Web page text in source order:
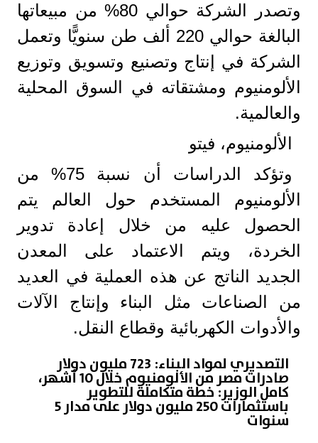
وتصدر الشركة حوالي 80% من مبيعاتها
البالغة حوالي 220 ألف طن سنويًّا وتعمل
الشركة في إنتاج وتصنيع وتسويق وتوزيع
الألومنيوم ومشتقاته في السوق المحلية
والعالمية.
الألومنيوم، فيتو
وتؤكد الدراسات أن نسبة 75% من
الألومنيوم المستخدم حول العالم يتم
الحصول عليه من خلال إعادة تدوير
الخردة، ويتم الاعتماد على المعدن
الجديد الناتج عن هذه العملية في العديد
من الصناعات مثل البناء وإنتاج الآلات
والأدوات الكهربائية وقطاع النقل.
التصديري لمواد البناء: 723 مليون دولار
صادرات مصر من الألومنيوم خلال 10 أشهر،
كامل الوزير: خطة متكاملة للتطوير
باستثمارات 250 مليون دولار على مدار 5
سنوات